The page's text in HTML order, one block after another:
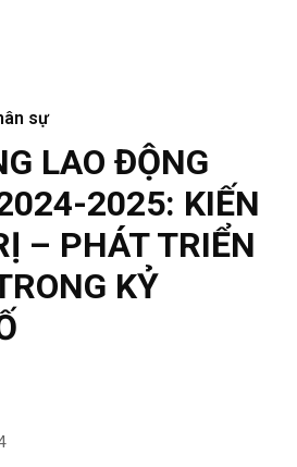
sự
LAO ĐỘNG
2025: KIẾN
– PHÁT TRIỂN
KỶ